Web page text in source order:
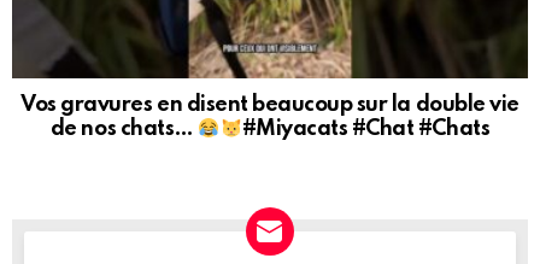
Vos gravures en disent beaucoup sur la double vie
de nos chats…
#Miyacats #Chat #Chats